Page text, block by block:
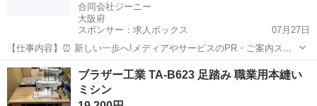
合同会社ジーニー
大阪府
スポンサー：求人ボックス
07月27日
【仕事内容】⏰ 新しい一歩へ!メディアやサービスのPR・ご案内スタ
ッフのお仕事! 「空いている曜日を活かして、無理なく働きたい⏰」
「シフトを相談しながら、収入を増やしたい 」 そんな想いを、合同会
社ジーニーがしっかりサポートしま...
アルバイト・パート / 業務委託
ブラザー工業 TA-B623 足踏み 職業用本縫い
ミシン